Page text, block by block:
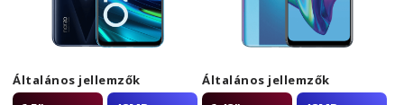
Általános jellemzők Általános jellemzők